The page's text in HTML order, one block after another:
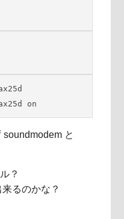
on
と
？
るのかな？